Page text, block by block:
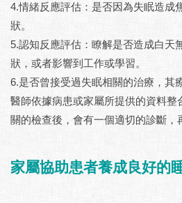
4.情緒反應評估：是否因為失眠造成
狀。
5.認知反應評估：瞭解是否造成白天
狀，或者影響到工作或學習。
6.是否曾接受過失眠相關的治療，其
醫師依據病患或家屬所提供的資料整
關的檢查後，會有一個適切的診斷，
家屬協助患者養成良好的